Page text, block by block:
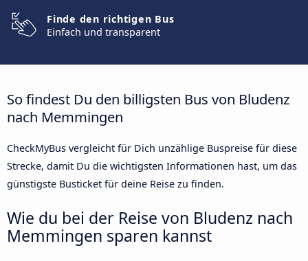
Finde den richtigen Bus
Einfach und transparent
So findest Du den billigsten Bus von Bludenz
nach Memmingen
CheckMyBus vergleicht für Dich unzählige Buspreise für diese
Strecke, damit Du die wichtigsten Informationen hast, um das
günstigste Busticket für deine Reise zu finden.
Wie du bei der Reise von Bludenz nach
Memmingen sparen kannst